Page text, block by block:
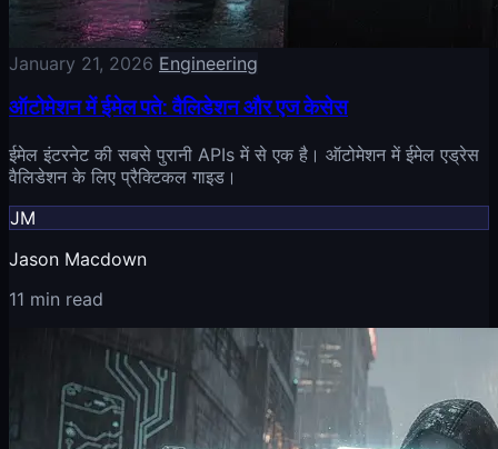
January 21, 2026 Engineering
ऑटोमेशन में ईमेल पते: वैलिडेशन और एज केसेस
ईमेल इंटरनेट की सबसे पुरानी APIs में से एक है। ऑटोमेशन में ईमेल एड्रेस
वैलिडेशन के लिए प्रैक्टिकल गाइड।
JM
Jason Macdown
11 min read